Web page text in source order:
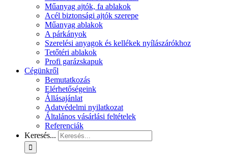
Műanyag ajtók, fa ablakok
Acél biztonsági ajtók szerepe
Műanyag ablakok
A párkányok
Szerelési anyagok és kellékek nyílászárókhoz
Tetőtéri ablakok
Profi garázskapuk
Cégünkről
Bemutatkozás
Elérhetőségeink
Állásajánlat
Adatvédelmi nyilatkozat
Általános vásárlási feltételek
Referenciák
Keresés...